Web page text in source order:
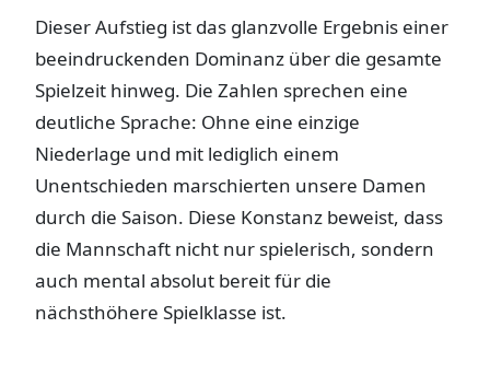
Dieser Aufstieg ist das glanzvolle Ergebnis einer
beeindruckenden Dominanz über die gesamte
Spielzeit hinweg. Die Zahlen sprechen eine
deutliche Sprache: Ohne eine einzige
Niederlage und mit lediglich einem
Unentschieden marschierten unsere Damen
durch die Saison. Diese Konstanz beweist, dass
die Mannschaft nicht nur spielerisch, sondern
auch mental absolut bereit für die
nächsthöhere Spielklasse ist.